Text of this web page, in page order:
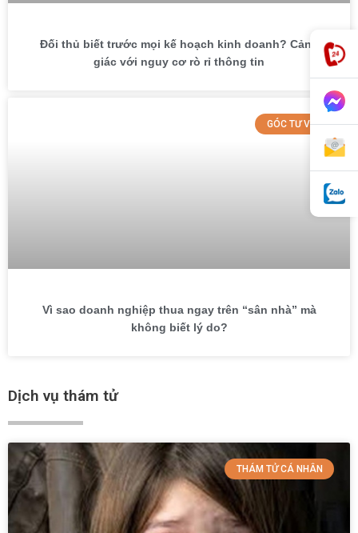
Đối thủ biết trước mọi kế hoạch kinh doanh? Cảnh
giác với nguy cơ rò rỉ thông tin
GÓC TƯ VẤN
Vì sao doanh nghiệp thua ngay trên “sân nhà” mà
không biết lý do?
Dịch vụ thám tử
THÁM TỬ CÁ NHÂN